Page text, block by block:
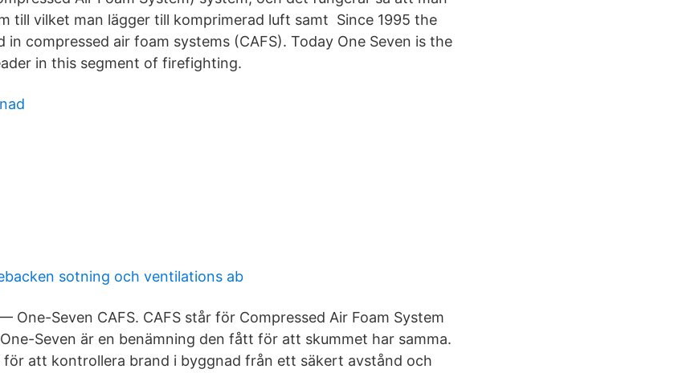
till vilket man lägger till komprimerad luft samt Since 1995 the
in compressed air foam systems (CAFS). Today One Seven is the
in this segment of firefighting.
sotning och ventilations ab
One-Seven CAFS. CAFS står för Compressed Air Foam System
Seven är en benämning den fått för att skummet har samma.
för att kontrollera brand i byggnad från ett säkert avstånd och